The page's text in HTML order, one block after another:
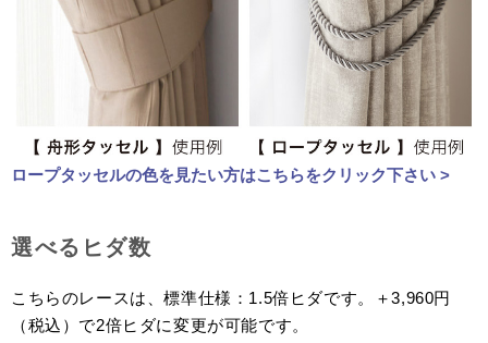
ロープタッセルの色を見たい方はこちらをクリック下さい >
選べるヒダ数
こちらのレースは、標準仕様：1.5倍ヒダです。＋3,960円
（税込）で2倍ヒダに変更が可能です。